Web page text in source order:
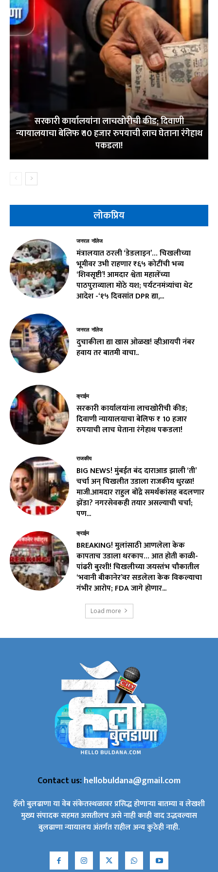
सरकारी कार्यालयांना लाचखोरीची कीड; दिवाणी
न्यायालयाचा बेलिफ ₹ 10 हजार रुपयाची लाच घेताना रंगेहाथ
पकडला!
लोकप्रिय
जनरल नॉलेज
मंत्रालयात ठरली ‘डेडलाइन’… चिखलीच्या
भूमीवर उभी राहणार ₹६५ कोटींची भव्य
‘शिवसृष्टी’! आमदार श्वेता महालेंच्या
पाठपुराव्याला मोठे यश; पर्यटनमंत्र्यांचा थेट
आदेश -‘१५ दिवसांत DPR द्या,...
जनरल नॉलेज
दुचाकीला द्या खास ओळख! व्हीआयपी नंबर
हवाय तर बातमी वाचा..
क्राईम
सरकारी कार्यालयांना लाचखोरीची कीड;
दिवाणी न्यायालयाचा बेलिफ ₹ 10 हजार
रुपयाची लाच घेताना रंगेहाथ पकडला!
राजकीय
BIG NEWS! मुंबईत बंद दाराआड झाली ‘ती’
चर्चा अन् चिखलीत उडाला राजकीय धुरळा!
माजी.आमदार राहुल बोंद्रे समर्थकांसह बदलणार
झेंडा? नगरसेवकही तयार असल्याची चर्चा;
पण...
क्राईम
BREAKING! मुलांसाठी आणलेला केक
कापताच उडाला थरकाप… आत होती काळी-
पांढरी बुरशी! चिखलीच्या जयस्तंभ चौकातील
‘भवानी बीकानेर’वर सडलेला केक विकल्याचा
गंभीर आरोप; FDA जागे होणार...
Load more
Contact us:hellobuldana@gmail.com
हॅलो बुलढाणा या वेब संकेतस्थळावर प्रसिद्ध होणाऱ्या बातम्या व लेखशी
मुख्य संपादक सहमत असतीलच असे नाही काही वाद उद्भवल्यास
बुलढाणा न्यायालय अंतर्गत राहील अन्य कुठेही नाही.